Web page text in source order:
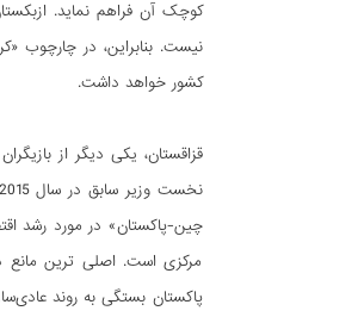
کشور خواهد داشت.
قزاقستان، یکی دیگر از
چین-پاکستان» در مورد رشد
مرکزی است. اصلی ترین مانع
پاکستان بستگی به روند